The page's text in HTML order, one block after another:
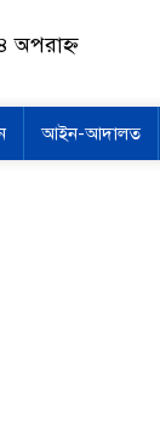
অপরাহ্ন
আইন-আদালত